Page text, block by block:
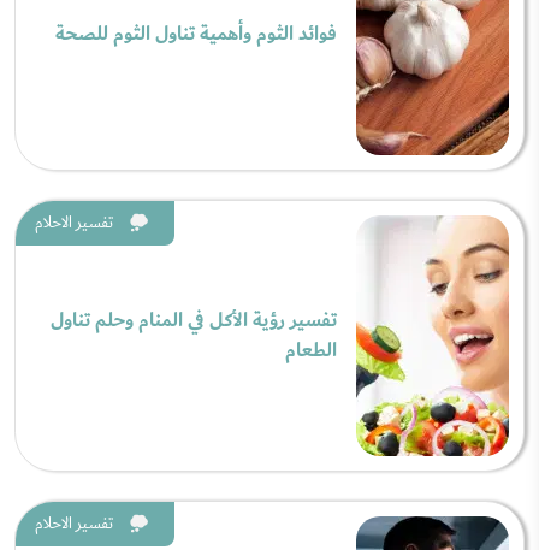
فوائد الثوم وأهمية تناول الثوم للصحة
تفسير الاحلام
تفسير رؤية الأكل في المنام وحلم تناول
الطعام
تفسير الاحلام